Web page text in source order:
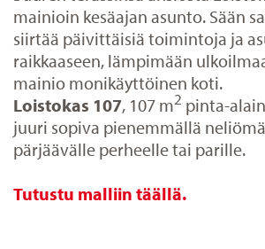
mainioin kesäajan asunto. Sään
siirtää päivittäisiä toimintoja ja
raikkaaseen, lämpimään
mainio monikäyttöinen koti.
Loistokas 107, 107 m2 pinta-
juuri sopiva pienemmällä
pärjäävälle perheelle tai parille.
Tutustu malliin täällä.